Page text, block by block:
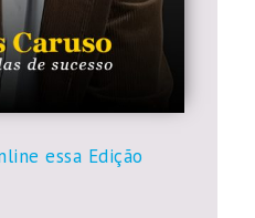
essa Edição